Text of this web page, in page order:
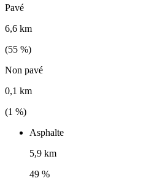
Pavé
6,6 km
(55 %)
Non pavé
0,1 km
(1 %)
Asphalte
5,9 km
49 %